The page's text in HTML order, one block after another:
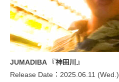
JUMADIBA 『神田川』
Release Date：2025.06.11 (Wed.)